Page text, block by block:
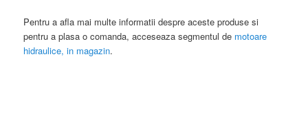
Pentru a afla mai multe informatii despre aceste produse si
pentru a plasa o comanda, acceseaza segmentul de motoare
hidraulice, in magazin.